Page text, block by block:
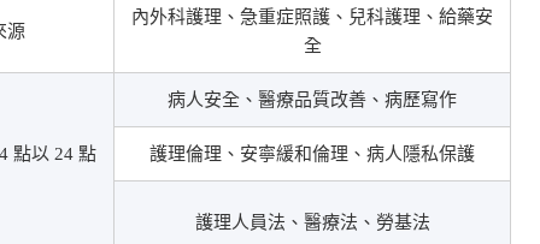
源
內外科護理、急重症照護、兒科護理、給藥安
全
點以 24 點
病人安全、醫療品質改善、病歷寫作
護理倫理、安寧緩和倫理、病人隱私保護
護理人員法、醫療法、勞基法